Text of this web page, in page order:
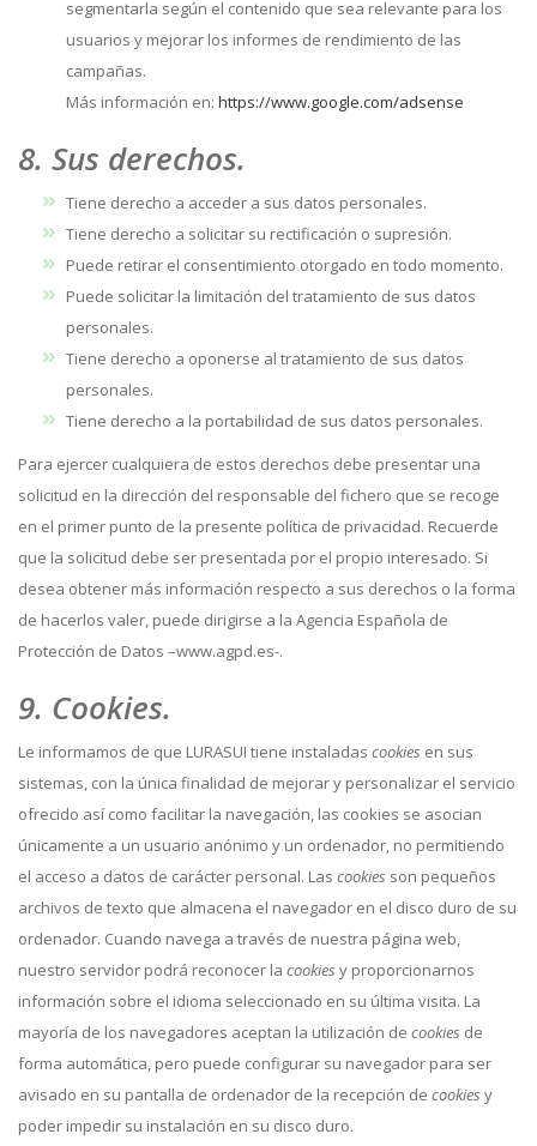
segmentarla según el contenido que sea relevante para los
usuarios y mejorar los informes de rendimiento de las
campañas.
Más información en: https://www.google.com/adsense
8. Sus derechos.
Tiene derecho a acceder a sus datos personales.
Tiene derecho a solicitar su rectificación o supresión.
Puede retirar el consentimiento otorgado en todo momento.
Puede solicitar la limitación del tratamiento de sus datos
personales.
Tiene derecho a oponerse al tratamiento de sus datos
personales.
Tiene derecho a la portabilidad de sus datos personales.
Para ejercer cualquiera de estos derechos debe presentar una
solicitud en la dirección del responsable del fichero que se recoge
en el primer punto de la presente política de privacidad. Recuerde
que la solicitud debe ser presentada por el propio interesado. Si
desea obtener más información respecto a sus derechos o la forma
de hacerlos valer, puede dirigirse a la Agencia Española de
Protección de Datos –www.agpd.es-.
9. Cookies.
Le informamos de que LURASUI tiene instaladas cookies en sus
sistemas, con la única finalidad de mejorar y personalizar el servicio
ofrecido así como facilitar la navegación, las cookies se asocian
únicamente a un usuario anónimo y un ordenador, no permitiendo
el acceso a datos de carácter personal. Las cookies son pequeños
archivos de texto que almacena el navegador en el disco duro de su
ordenador. Cuando navega a través de nuestra página web,
nuestro servidor podrá reconocer la cookies y proporcionarnos
información sobre el idioma seleccionado en su última visita. La
mayoría de los navegadores aceptan la utilización de cookies de
forma automática, pero puede configurar su navegador para ser
avisado en su pantalla de ordenador de la recepción de cookies y
poder impedir su instalación en su disco duro.